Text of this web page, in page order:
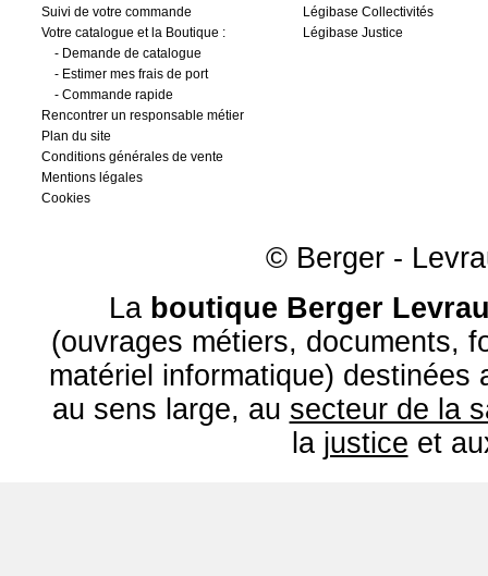
Suivi de votre commande
Votre catalogue et la Boutique :
- Demande de catalogue
- Estimer mes frais de port
- Commande rapide
Rencontrer un responsable métier
Plan du site
Conditions générales de vente
Mentions légales
Cookies
Légibase Collectivités
Légibase Justice
© Berger -
La boutique Berger
(ouvrages métiers, documents,
matériel informatique) destinées
au sens large, au secteur de la
la justice et